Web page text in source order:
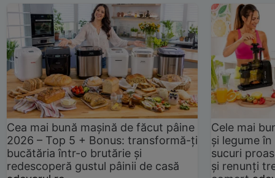
Cea mai bună mașină de făcut pâine
2026 – Top 5 + Bonus: transformă-ți
bucătăria într-o brutărie și
redescoperă gustul pâinii de casă
Cele mai
și legume
sucuri
și renunți